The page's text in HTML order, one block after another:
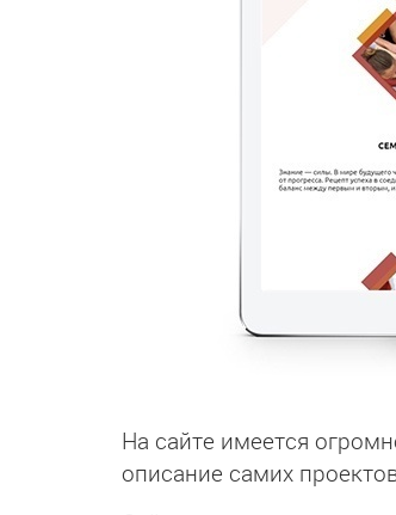
На сайте имеется
описание самих